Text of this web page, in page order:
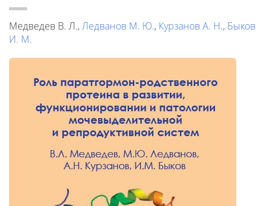
Медведев В. Л.,Ледванов М. Ю., Курзанов А. Н., Быков
И. М.